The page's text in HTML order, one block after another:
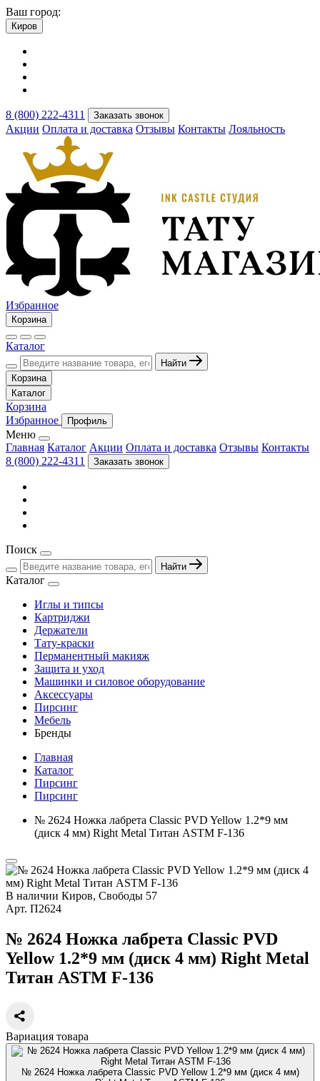
Ваш город:
Киров
8 (800) 222-4311 Заказать звонок
Акции Оплата и доставка Отзывы Контакты Лояльность
Избранное
Корзина
Каталог
Найти
Корзина
Каталог
Корзина
Избранное
Профиль
Меню
Главная Каталог Акции Оплата и доставка Отзывы Контакты
8 (800) 222-4311
Заказать звонок
Поиск
Найти
Каталог
Иглы и типсы
Картриджи
Держатели
Тату-краски
Перманентный макияж
Защита и уход
Машинки и силовое оборудование
Аксессуары
Пирсинг
Мебель
Бренды
Главная
Каталог
Пирсинг
Пирсинг
№ 2624 Ножка лабрета Classic PVD Yellow 1.2*9 мм
(диск 4 мм) Right Metal Титан ASTM F-136
В наличии Киров, Свободы 57
Арт. П2624
№ 2624 Ножка лабрета Classic PVD
Yellow 1.2*9 мм (диск 4 мм) Right Metal
Титан ASTM F-136
Вариация товара
№ 2624 Ножка лабрета Classic PVD Yellow 1.2*9 мм (диск 4 мм)